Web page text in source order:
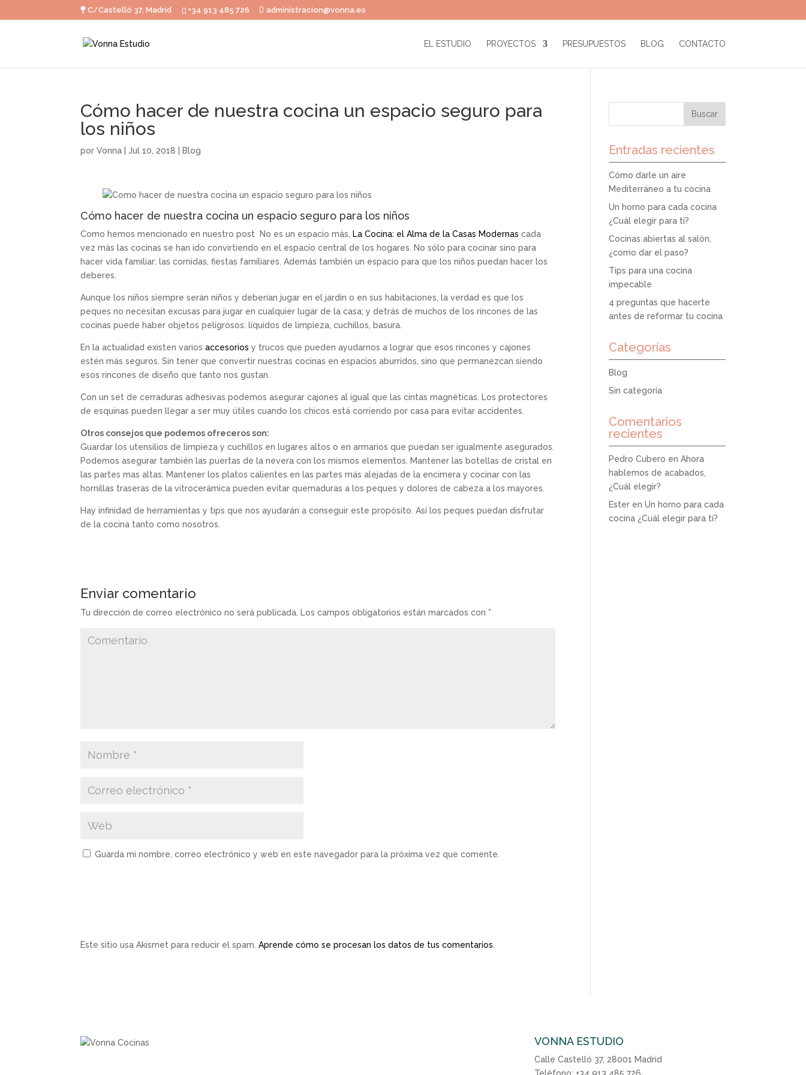
C/Castelló 37, Madrid +34 913 485 726 administracion@vonna.es
EL ESTUDIO PROYECTOS PRESUPUESTOS BLOG CONTACTO
Cómo hacer de nuestra cocina un espacio seguro para
los niños
porVonna |Jul 10, 2018 Blog
Cómo hacer de nuestra cocina un espacio seguro para los niños
Como hemos mencionado en nuestro post No es un espacio más, La Cocina: el Alma de la Casas Modernascada
vez más las cocinas se han ido convirtiendo en el espacio central de los hogares. No sólo para cocinar sino para
hacer vida familiar: las comidas, fiestas familiares. Además también un espacio para que los niños puedan hacer los
deberes.
Aunque los niños siempre serán niños y deberían jugar en el jardín o en sus habitaciones, la verdad es que los
peques no necesitan excusas para jugar en cualquier lugar de la casa; y detrás de muchos de los rincones de las
cocinas puede haber objetos peligrosos: líquidos de limpieza, cuchillos, basura.
En la actualidad existen variosaccesorios y trucos que pueden ayudarnos a lograr que esos rincones y cajones
estén más seguros. Sin tener que convertir nuestras cocinas en espacios aburridos, sino que permanezcan siendo
esos rincones de diseño que tanto nos gustan.
Con un set de cerraduras adhesivas podemos asegurar cajones al igual que las cintas magnéticas. Los protectores
de esquinas pueden llegar a ser muy útiles cuando los chicos está corriendo por casa para evitar accidentes.
Otros consejos que podemos ofreceros son:
Guardar los utensilios de limpieza y cuchillos en lugares altos o en armarios que puedan ser igualmente asegurados.
Podemos asegurar también las puertas de la nevera con los mismos elementos. Mantener las botellas de cristal en
las partes mas altas. Mantener los platos calientes en las partes más alejadas de la encimera y cocinar con las
hornillas traseras de la vitrocerámica pueden evitar quemaduras a los peques y dolores de cabeza a los mayores.
Hay infinidad de herramientas y tips que nos ayudarán a conseguir este propósito. Así los peques puedan disfrutar
de la cocina tanto como nosotros.
Enviar comentario
Tu dirección de correo electrónico no será publicada. Los campos obligatorios están marcados con *
Guarda mi nombre, correo electrónico y web en este navegador para la próxima vez que comente.
Este sitio usa Akismet para reducir el spam.Aprende cómo se procesan los datos de tus comentarios
Entradas recientes
Cómo darle un aire
Mediterráneo a tu cocina
Un horno para cada cocina
¿Cuál elegir para ti?
Cocinas abiertas al salón,
¿como dar el paso?
Tips para una cocina
impecable
4 preguntas que hacerte
antes de reformar tu cocina
Categorías
Blog
Sin categoría
Comentarios
recientes
Pedro Cubero enAhora
hablemos de acabados,
¿Cuál elegir?
Ester enUn horno para cada
cocina ¿Cuál elegir para ti?
VONNA ESTUDIO
Calle Castelló 37, 28001 Madrid
Teléfono: +34 913 485 726